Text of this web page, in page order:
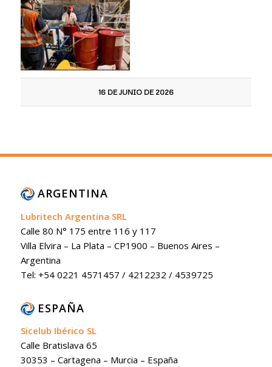
16 DE JUNIO DE 2026
ARGENTINA
Lubritech Argentina SRL
Calle 80 N° 175 entre 116 y 117
Villa Elvira – La Plata – CP1900 – Buenos Aires –
Argentina
Tel: +54 0221 4571457 / 4212232 / 4539725
ESPAÑA
Sicelub Ibérico SL
Calle Bratislava 65
30353 – Cartagena – Murcia – España